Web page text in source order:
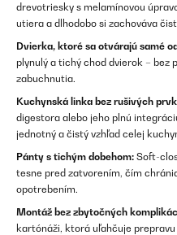
drevotriesky s melamínovou
utiera a dlhodobo si zachováva
Dvierka, ktoré sa otvárajú samé
plynulý a tichý chod dvierok – bez
zabuchnutia.
Kuchynská linka bez rušivých
digestora alebo jeho plnú
jednotný a čistý vzhľad celej
Pánty s tichým dobehom: Soft-
tesne pred zatvorením, čím
opotrebením.
Montáž bez zbytočných
kartónáži, ktorá uľahčuje